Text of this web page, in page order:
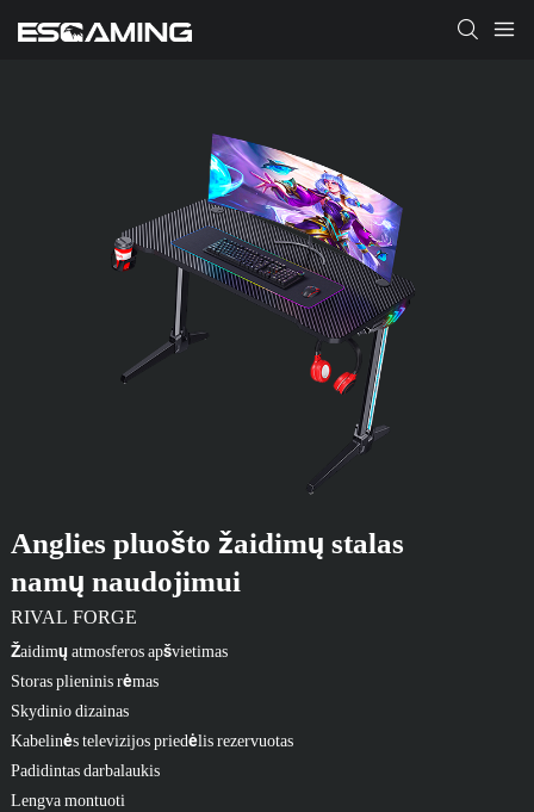
Anglies pluošto žaidimų stalas
namų naudojimui
RIVAL FORGE
Žaidimų atmosferos apšvietimas
Storas plieninis rėmas
Skydinio dizainas
Kabelinės televizijos priedėlis rezervuotas
Padidintas darbalaukis
Lengva montuoti